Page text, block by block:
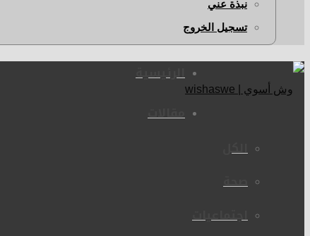
نبذة عني
تسجيل الخروج
الرئيسية
مقالات
الكل
صحة
اجتماعيات